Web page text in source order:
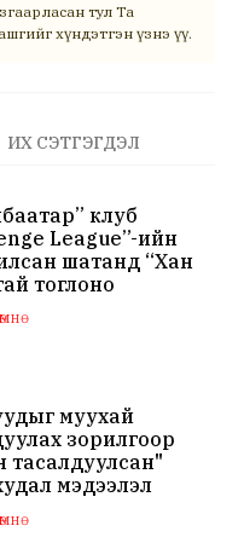
тул Та
хүндэтгэн үзнэ үү.
ИХ СЭТГЭГДЭЛ
клуб
League”-ийн
шатанд “Хан
тоглоно
муухай
зорилгоор
тасалдуулсан"
мэдээлэл
буй хаягуудыг
эхэлжээ